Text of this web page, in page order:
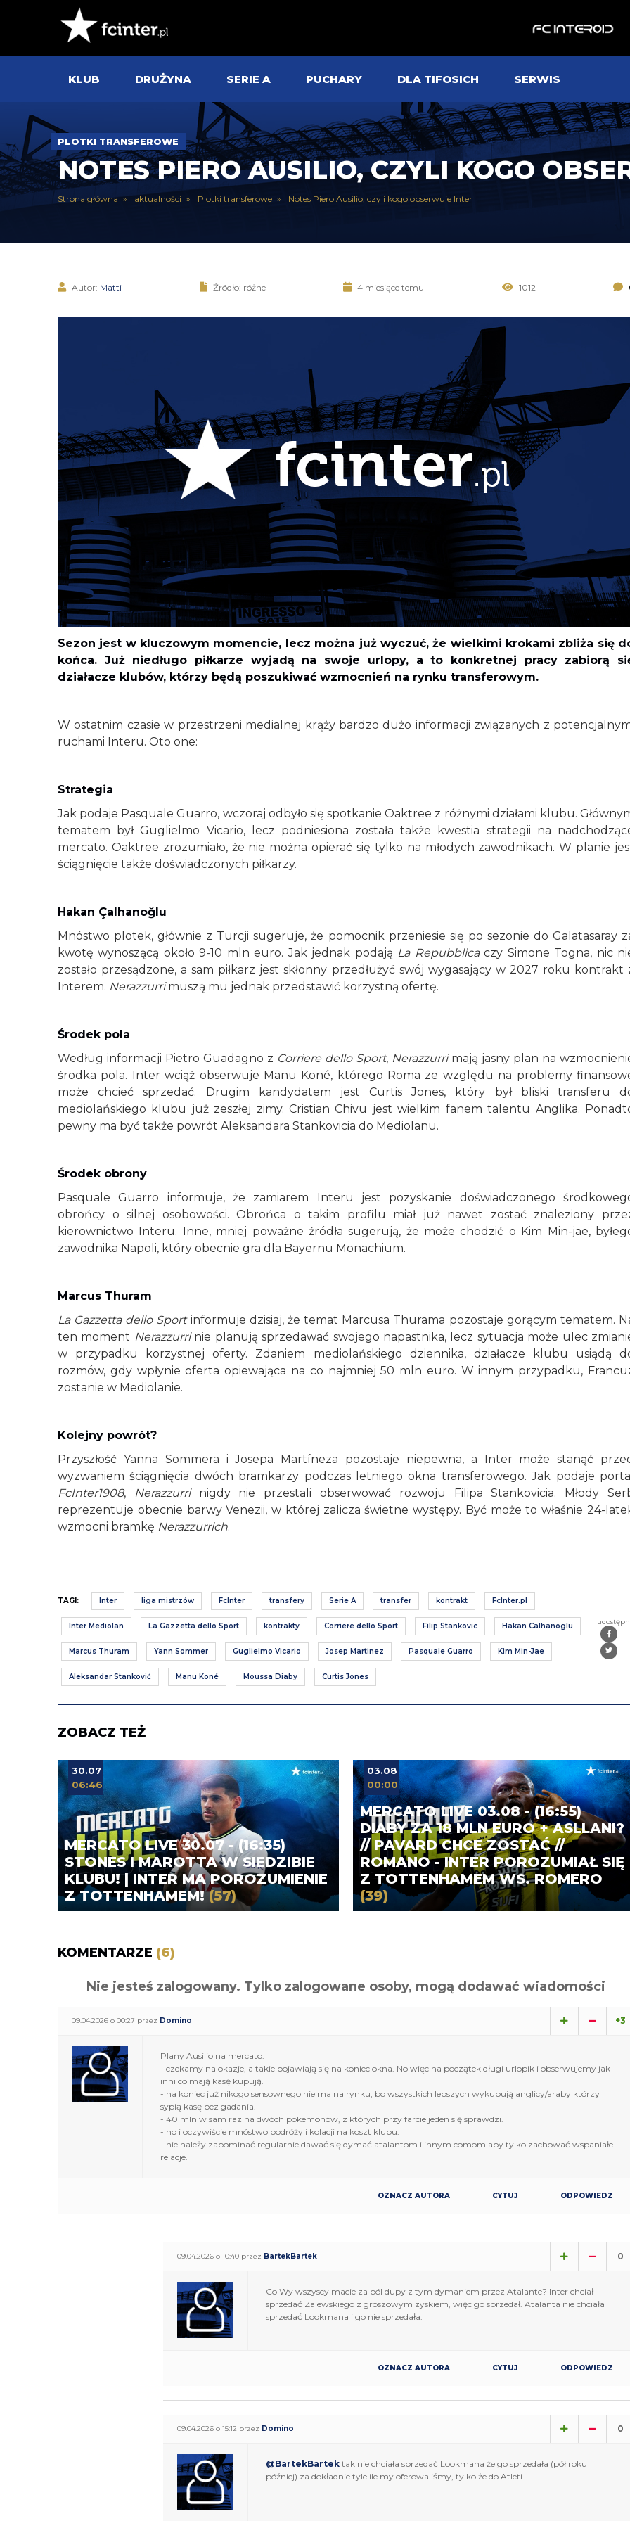
KLUB DRUŻYNA SERIE A PUCHARY DLA TIFOSICH SERWIS
PLOTKI TRANSFEROWE
NOTES PIERO AUSILIO, CZYLI KOGO
Strona główna aktualności Plotki transferowe Notes Piero Ausilio, czyli kogo obserwuje Inter
Autor: Matti Źródło: różne 4 miesiące temu 1012
Sezon jest w kluczowym momencie, lecz można już wyczuć, że wielkimi krokami zbliża się
końca. Już niedługo piłkarze wyjadą na swoje urlopy, a to konkretnej pracy zabiorą
działacze klubów, którzy będą poszukiwać wzmocnień na rynku transferowym.
W ostatnim czasie w przestrzeni medialnej krąży bardzo dużo informacji związanych z
ruchami Interu. Oto one:
Strategia
Jak podaje Pasquale Guarro, wczoraj odbyło się spotkanie Oaktree z różnymi działami klubu.
tematem był Guglielmo Vicario, lecz podniesiona została także kwestia strategii na
mercato. Oaktree zrozumiało, że nie można opierać się tylko na młodych zawodnikach. W planie
ściągnięcie także doświadczonych piłkarzy.
Hakan Çalhanoğlu
Mnóstwo plotek, głównie z Turcji sugeruje, że pomocnik przeniesie się po sezonie do Galatasaray
kwotę wynoszącą około 9-10 mln euro. Jak jednak podają La Repubblicaczy Simone Togna, nic
zostało przesądzone, a sam piłkarz jest skłonny przedłużyć swój wygasający w 2027 roku kontrakt
Interem. Nerazzurrimuszą mu jednak przedstawić korzystną ofertę.
Środek pola
Według informacji Pietro Guadagno z Corriere dello Sport, Nerazzurrimają jasny plan na
środka pola. Inter wciąż obserwuje Manu Koné, którego Roma ze względu na problemy
może chcieć sprzedać. Drugim kandydatem jest Curtis Jones, który był bliski transferu
mediolańskiego klubu już zeszłej zimy. Cristian Chivu jest wielkim fanem talentu Anglika.
pewny ma być także powrót Aleksandara Stankovicia do Mediolanu.
Środek obrony
Pasquale Guarro informuje, że zamiarem Interu jest pozyskanie doświadczonego
obrońcy o silnej osobowości. Obrońca o takim profilu miał już nawet zostać znaleziony
kierownictwo Interu. Inne, mniej poważne źródła sugerują, że może chodzić o Kim Min-jae,
zawodnika Napoli, który obecnie gra dla Bayernu Monachium.
Marcus Thuram
La Gazzetta dello Sportinformuje dzisiaj, że temat Marcusa Thurama pozostaje gorącym tematem.
ten moment Nerazzurrinie planują sprzedawać swojego napastnika, lecz sytuacja może ulec
w przypadku korzystnej oferty. Zdaniem mediolańskiego dziennika, działacze klubu usiądą
rozmów, gdy wpłynie oferta opiewająca na co najmniej 50 mln euro. W innym przypadku,
zostanie w Mediolanie.
Kolejny powrót?
Przyszłość Yanna Sommera i Josepa Martíneza pozostaje niepewna, a Inter może stanąć
wyzwaniem ściągnięcia dwóch bramkarzy podczas letniego okna transferowego. Jak podaje portal
FcInter1908, Nerazzurrinigdy nie przestali obserwować rozwoju Filipa Stankovicia. Młody
reprezentuje obecnie barwy Venezii, w której zalicza świetne występy. Być może to właśnie 24-
wzmocni bramkę Nerazzurrich.
TAGI: Inter liga mistrzów FcInter transfery Serie A transfer kontrakt FcInter.pl
Inter Mediolan La Gazzetta dello Sport kontrakty Corriere dello Sport Filip Stankovic Hakan Calhanoglu
Marcus Thuram Yann Sommer Guglielmo Vicario Josep Martinez Pasquale Guarro Kim Min-Jae
Aleksandar Stanković Manu Koné Moussa Diaby Curtis Jones
ZOBACZ TEŻ
MERCATO LIVE 30.07 - (16:35)
STONES I MAROTTA W SIEDZIBIE
KLUBU! | INTER MA POROZUMIENIE
Z TOTTENHAMEM!(57)
30.07
06:46
MERCATO LIVE 03.08 - (16:55)
DIABY ZA 18 MLN EURO + ASLLANI?
// PAVARD CHCE ZOSTAĆ //
ROMANO - INTER POROZUMIAŁ SIĘ
Z TOTTENHAMEM WS. ROMERO
(39)
03.08
00:00
KOMENTARZE (6)
Nie jesteś zalogowany. Tylko zalogowane osoby, mogą dodawać wiadomości
09.04.2026 o 00:27 przez Domino +3
Plany Ausilio na mercato:
- czekamy na okazje, a takie pojawiają się na koniec okna. No więc na początek długi urlopik i obserwujemy jak
inni co mają kasę kupują.
- na koniec już nikogo sensownego nie ma na rynku, bo wszystkich lepszych wykupują anglicy/araby którzy
sypią kasę bez gadania.
- 40 mln w sam raz na dwóch pokemonów, z których przy farcie jeden się sprawdzi.
- no i oczywiście mnóstwo podróży i kolacji na koszt klubu.
- nie należy zapominać regularnie dawać się dymać atalantom i innym comom aby tylko zachować wspaniałe
relacje.
OZNACZ AUTORA CYTUJ ODPOWIEDZ
09.04.2026 o 10:40 przez BartekBartek 0
Co Wy wszyscy macie za ból dupy z tym dymaniem przez Atalante? Inter chciał
sprzedać Zalewskiego z groszowym zyskiem, więc go sprzedał. Atalanta nie chciała
sprzedać Lookmana i go nie sprzedała.
OZNACZ AUTORA CYTUJ ODPOWIEDZ
09.04.2026 o 15:12 przez Domino 0
@BartekBartek tak nie chciała sprzedać Lookmana że go sprzedała (pół roku
później) za dokładnie tyle ile my oferowaliśmy, tylko że do Atleti